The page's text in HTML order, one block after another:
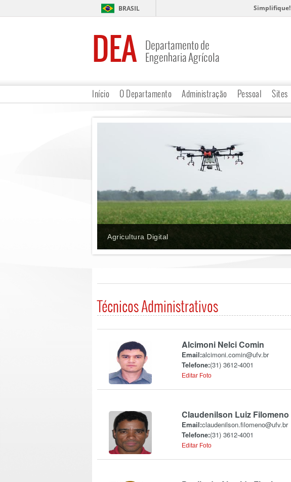
BRASIL Simplifique!
DEA
Departamento de
Engenharia Agrícola
Início O Departamento Administração Pessoal Sites
Agricultura Digital
Técnicos Administrativos
Alcimoni Nelci Comin
Email:alcimoni.comin@ufv.br
Telefone:(31) 3612-4001
Editar Foto
Claudenilson Luiz Filomeno
Email:claudenilson.filomeno@ufv.br
Telefone:(31) 3612-4001
Editar Foto